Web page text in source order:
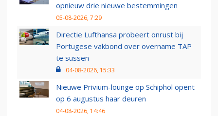
opnieuw drie nieuwe bestemmingen
05-08-2026, 7:29
Directie Lufthansa probeert onrust bij
Portugese vakbond over overname TAP
te sussen
04-08-2026, 15:33
Nieuwe Privium-lounge op Schiphol opent
op 6 augustus haar deuren
04-08-2026, 14:46